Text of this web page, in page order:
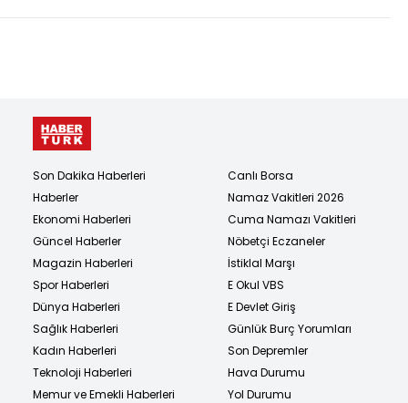
Son Dakika Haberleri
Haberler
Ekonomi Haberleri
Güncel Haberler
Magazin Haberleri
Spor Haberleri
Dünya Haberleri
Sağlık Haberleri
Kadın Haberleri
Teknoloji Haberleri
Memur ve Emekli Haberleri
Canlı Borsa
Namaz Vakitleri 2026
Cuma Namazı Vakitleri
Nöbetçi Eczaneler
İstiklal Marşı
E Okul VBS
E Devlet Giriş
Günlük Burç Yorumları
Son Depremler
Hava Durumu
Yol Durumu